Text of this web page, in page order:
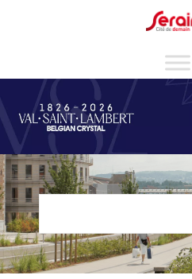
Rechercher
Cookies management panel